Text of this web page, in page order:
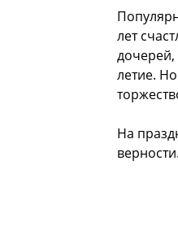
лет
дочерей,
летие.
На
верности.